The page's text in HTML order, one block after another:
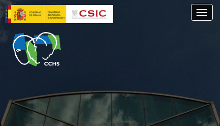
Pasar
al
contenido
principal